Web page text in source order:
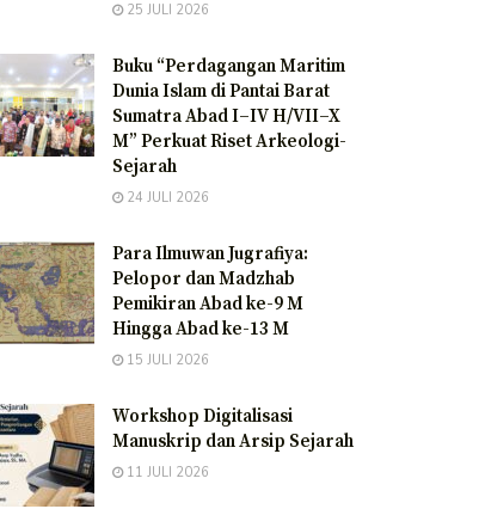
25 JULI 2026
Buku “Perdagangan Maritim
Dunia Islam di Pantai Barat
Sumatra Abad I–IV H/VII–X
M” Perkuat Riset Arkeologi-
Sejarah
24 JULI 2026
Para Ilmuwan Jugrafiya:
Pelopor dan Madzhab
Pemikiran Abad ke-9 M
Hingga Abad ke-13 M
15 JULI 2026
Workshop Digitalisasi
Manuskrip dan Arsip Sejarah
11 JULI 2026